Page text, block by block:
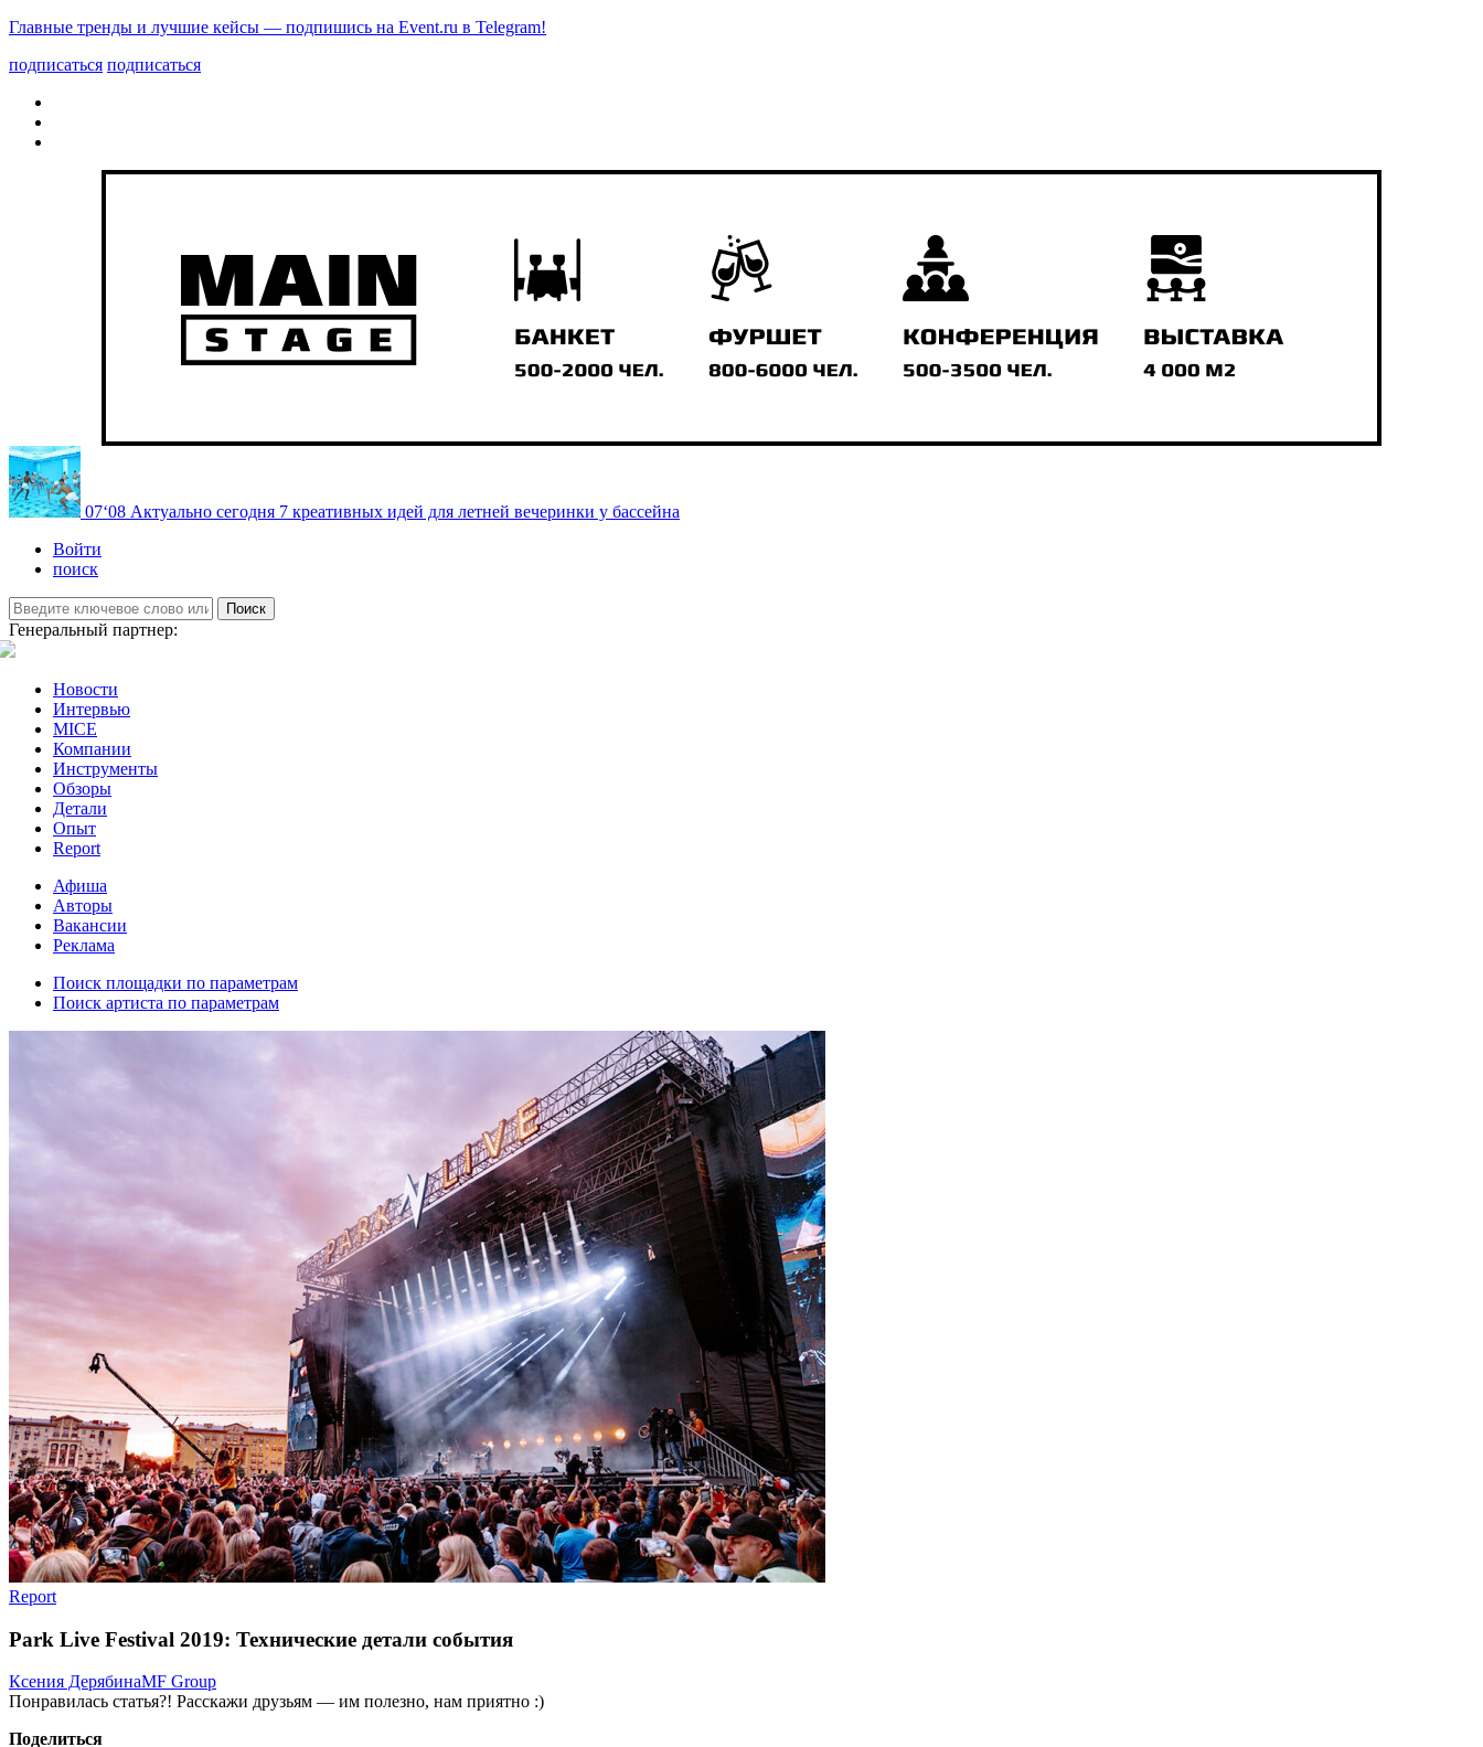
Главные тренды и лучшие кейсы — подпишись на Event.ru в Telegram!
подписаться подписаться
07‘08 Актуально сегодня 7 креативных идей для летней вечеринки у бассейна
Войти
поиск
Поиск
Генеральный партнер:
Новости
Интервью
MICE
Компании
Инструменты
Обзоры
Детали
Опыт
Report
Афиша
Авторы
Вакансии
Реклама
Поиск площадки по параметрам
Поиск артиста по параметрам
Report
Park Live Festival 2019: Технические детали события
Ксения ДерябинаMF Group
Понравилась статья?! Расскажи друзьям — им полезно, нам приятно :)
Поделиться